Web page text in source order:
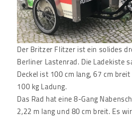
Der Britzer Flitzer ist ein solides
Berliner Lastenrad. Die Ladekiste
Deckel ist 100 cm lang, 67 cm
100 kg Ladung.
Das Rad hat eine 8-Gang
2,22 m lang und 80 cm breit. Es